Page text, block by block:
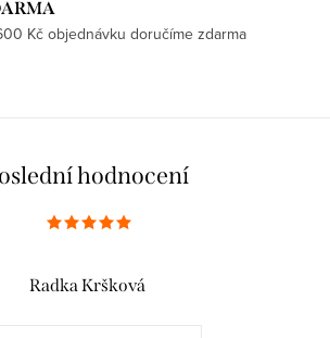
Kč objednávku doručíme zdarma
hodnocení
Radka Kršková